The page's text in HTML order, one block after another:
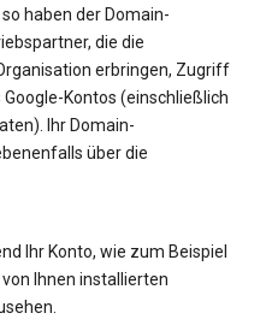
haben der Domain-
die die
erbringen, Zugriff
Kontos (einschließlich
Ihr Domain-
über die
Ihr Konto, wie zum Beispiel
Ihnen installierten